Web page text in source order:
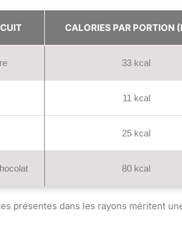
CALORIES PAR PORTION
33 kcal
11 kcal
25 kcal
80 kcal
présentes dans les rayons méritent